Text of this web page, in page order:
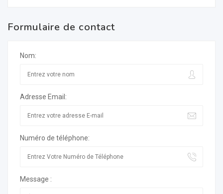
Formulaire de contact
Nom:
Adresse Email:
Numéro de téléphone:
Message :